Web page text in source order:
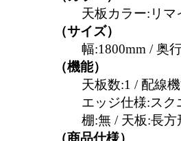
天板カラー:リ
（サイズ）
幅:1800mm / 奥
（機能）
天板数:1 / 配線
エッジ仕様:スク
棚:無 / 天板:長
（商品仕様）